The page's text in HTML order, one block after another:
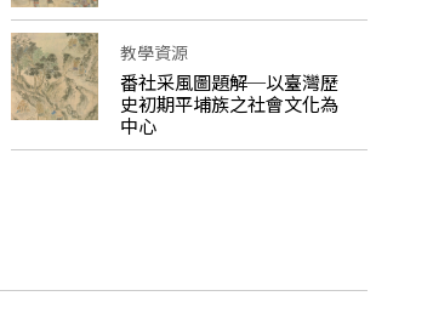
教學資源
番社采風圖題解─以臺灣歷
史初期平埔族之社會文化為
中心